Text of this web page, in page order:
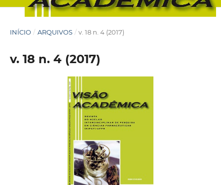
INÍCIO / ARQUIVOS / v. 18 n. 4 (2017)
v. 18 n. 4 (2017)